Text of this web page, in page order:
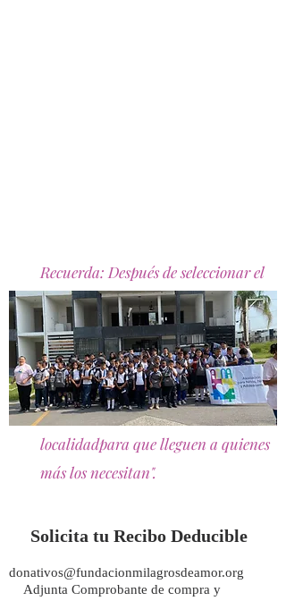
Recuerda: Después de seleccionar el
paquete que deseas donar, el
formulario de compra te pedirá
algunos datos de envío solo para
registro. Los útiles serán enviados al
Comité social filantrópico DXC de la
localidadpara que lleguen a quienes
más los necesitan".
Solicita tu Recibo Deducible
donativos@fundacionmilagrosdeamor.org
Adjunta Comprobante de compra y